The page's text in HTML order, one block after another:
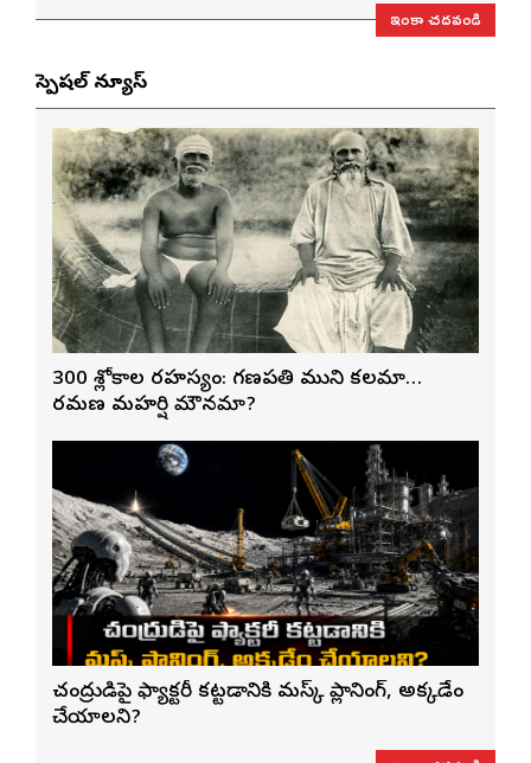
ఇంకా చదవండి
స్పెషల్ న్యూస్
300 శ్లోకాల రహస్యం: గణపతి ముని కలమా…
రమణ మహర్షి మౌనమా?
చంద్రుడిపై ఫ్యాక్టరీ కట్టడానికి మస్క్ ప్లానింగ్, అక్కడేం
చేయాలని?